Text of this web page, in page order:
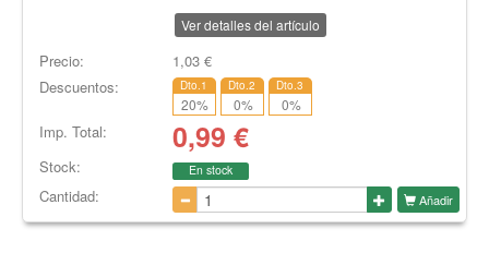
Ver detalles del artículo
Precio: 1,03€
Descuentos:
Dto.1
20%
Dto.2
0%
Dto.3
0%
Imp. Total: 0,99 €
Stock: En stock
Cantidad: Añadir